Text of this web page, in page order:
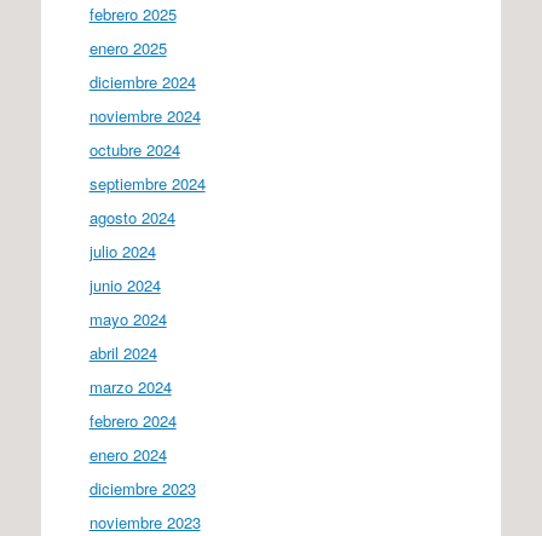
febrero 2025
enero 2025
diciembre 2024
noviembre 2024
octubre 2024
septiembre 2024
agosto 2024
julio 2024
junio 2024
mayo 2024
abril 2024
marzo 2024
febrero 2024
enero 2024
diciembre 2023
noviembre 2023